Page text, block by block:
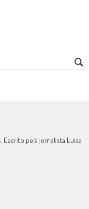
Escrito pela jornalista Luísa